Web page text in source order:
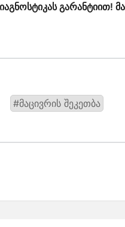
გარანტიით!
#მაცივრის შეკეთბა